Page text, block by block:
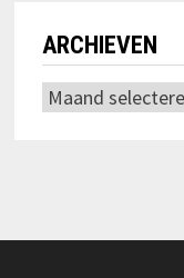
ARCHIEVEN
Archieven